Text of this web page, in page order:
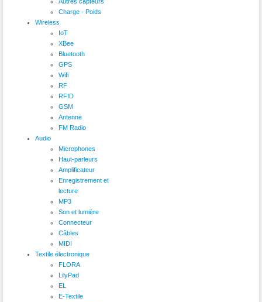
Charge - Poids
Wireless
IoT
XBee
Bluetooth
GPS
Wifi
RF
RFID
GSM
Antenne
FM Radio
Audio
Microphones
Haut-parleurs
Amplificateur
Enregistrement et
lecture
MP3
Son et lumière
Connecteur
Câbles
MIDI
Textile électronique
FLORA
LilyPad
EL
E-Textile